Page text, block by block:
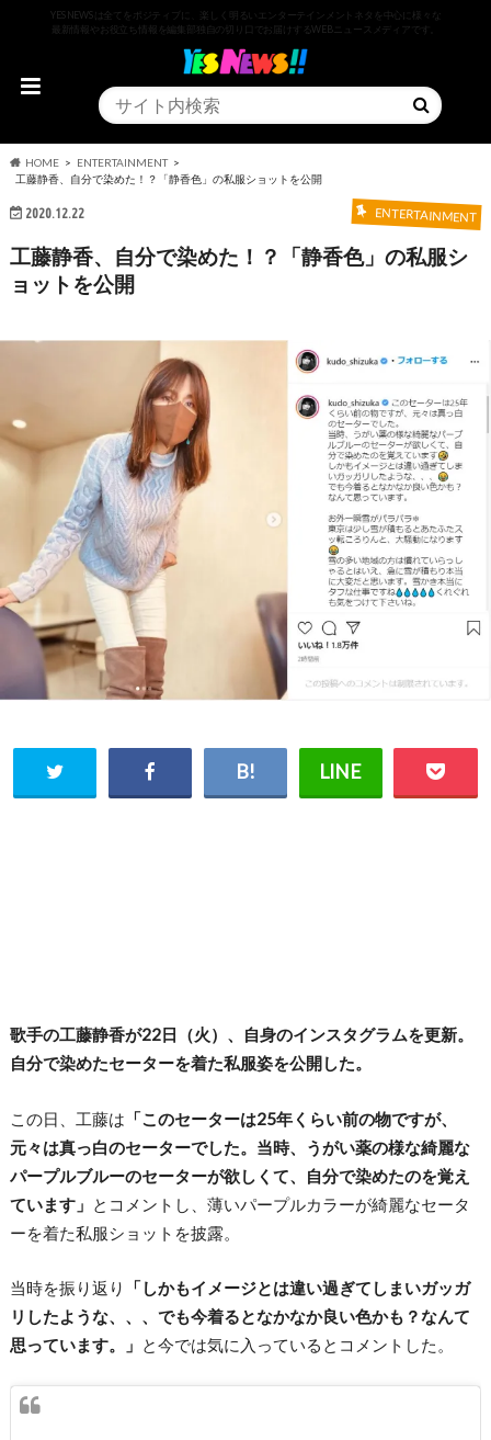
YESNEWSは全てをポジティブに、楽しく明るいエンターテインメントネタを中心に様々な
最新情報やお役立ち情報を編集部独自の切り口でお届けするWEBニュースメディアです。
HOME
ENTERTAINMENT
工藤静香、自分で染めた！？「静香色」の私服ショットを公開
2020.12.22 ENTERTAINMENT
工藤静香、自分で染めた！？「静香色」の私服シ
ョットを公開
歌手の工藤静香が22日（火）、自身のインスタグラムを更新。
自分で染めたセーターを着た私服姿を公開した。
この日、工藤は 「このセーターは25年くらい前の物ですが、
元々は真っ白のセーターでした。当時、うがい薬の様な綺麗な
パープルブルーのセーターが欲しくて、自分で染めたのを覚え
ています」 とコメントし、薄いパープルカラーが綺麗なセータ
ーを着た私服ショットを披露。
当時を振り返り
「しかもイメージとは違い過ぎてしまいガッガ
リしたような、、、でも今着るとなかなか良い色かも？なんて
思っています。」 と今では気に入っているとコメントした。